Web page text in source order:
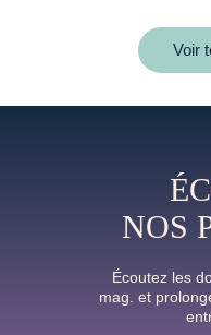
Voir
NOS
Écoutez les
mag. et